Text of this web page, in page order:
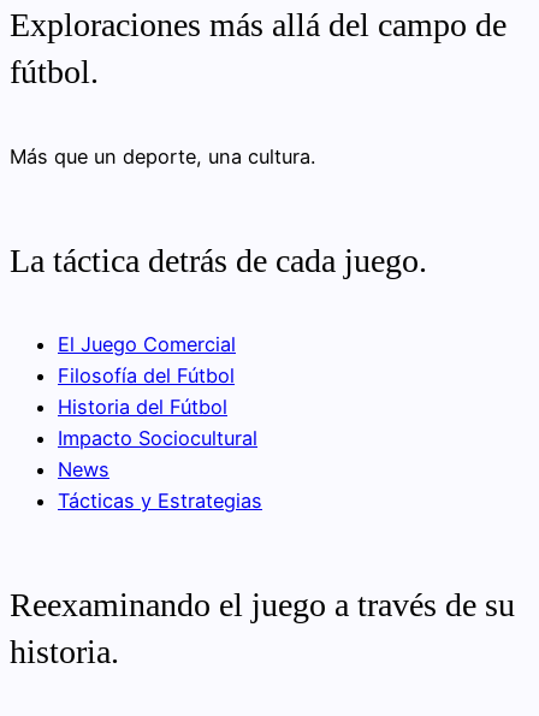
Exploraciones más allá del campo de
fútbol.
Más que un deporte, una cultura.
La táctica detrás de cada juego.
El Juego Comercial
Filosofía del Fútbol
Historia del Fútbol
Impacto Sociocultural
News
Tácticas y Estrategias
Reexaminando el juego a través de su
historia.